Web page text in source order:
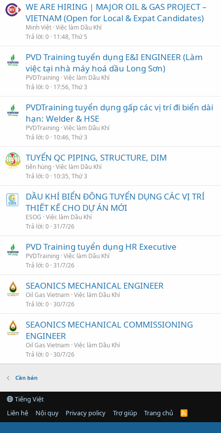
WE ARE HIRING | MAJOR OIL & GAS PROJECT –
VIETNAM (Open for Local & Expat Candidates)
Minh Việt Việc làm Dầu Khí
Trả lời 0 11:48, Thứ 5
PVD Training tuyển dụng E&I ENGINEER (Làm
việc tại nhà máy hoá dầu Long Sơn)
PVDTraining Việc làm Dầu Khí
Trả lời 0 17:56, Thứ 3
PVDTraining tuyển dụng gấp các vị trí đi biển dài
hạn: Welder & HSE
PVDTraining Việc làm Dầu Khí
Trả lời 0 10:46, Thứ 3
TUYỂN QC PIPING, STRUCTURE, DIM
tiến hùng Việc làm Dầu Khí
Trả lời 0 10:35, Thứ 3
DẦU KHÍ BIỂN ĐÔNG TUYỂN DỤNG CÁC VỊ TRÍ
THIẾT KẾ CHO DỰ ÁN MỚI
ESOG Việc làm Dầu Khí
Trả lời 0 31/7/26
PVD Training tuyển dụng HR Executive
PVDTraining Việc làm Dầu Khí
Trả lời 0 31/7/26
SEAONICS MECHANICAL ENGINEER
Oil Gas Vietnam Việc làm Dầu Khí
Trả lời 0 30/7/26
SEAONICS MECHANICAL COMMISSIONING
ENGINEER
Oil Gas Vietnam Việc làm Dầu Khí
Trả lời 0 30/7/26
Cần bán
Tiếng Việt
Liên hệ
Nội quy Privacy policy Trợ giúp Trang chủ
R